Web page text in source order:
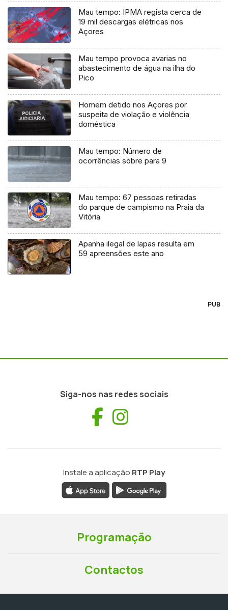
Mau tempo: IPMA regista cerca de
19 mil descargas elétricas nos
Açores
Mau tempo provoca avarias no
abastecimento de água na ilha do
Pico
Homem detido nos Açores por
suspeita de violação e violência
doméstica
Mau tempo: Número de
ocorrências sobre para 9
Mau tempo: 67 pessoas retiradas
do parque de campismo na Praia da
Vitória
Apanha ilegal de lapas resulta em
59 apreensões este ano
PUB
Siga-nos nas redes sociais
Facebook
Instale a aplicação RTP Play
Programação
Contactos